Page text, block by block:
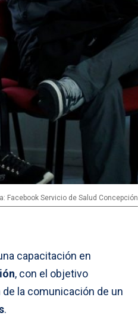
Facebook Servicio de Salud Concepción
capacitación en
, con el objetivo
la comunicación de un
.